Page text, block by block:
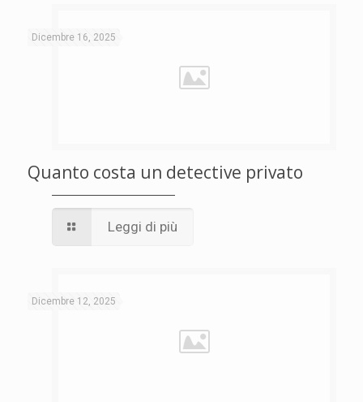
Dicembre 16, 2025
Quanto costa un detective privato
Leggi di più
Dicembre 12, 2025